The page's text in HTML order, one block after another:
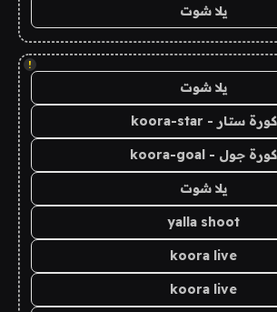
يلا شوت
!
يلا شوت
كورة ستار - koora-star
كورة جول - koora-goal
يلا شوت
yalla shoot
koora live
koora live